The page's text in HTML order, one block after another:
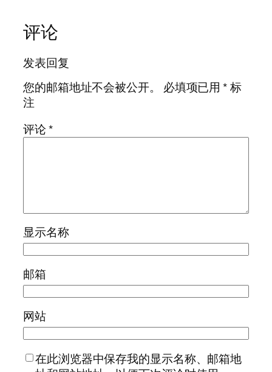
评论
发表回复
您的邮箱地址不会被公开。
必填项已用*标
注
评论*
显示名称
邮箱
网站
在此浏览器中保存我的显示名称、邮箱地